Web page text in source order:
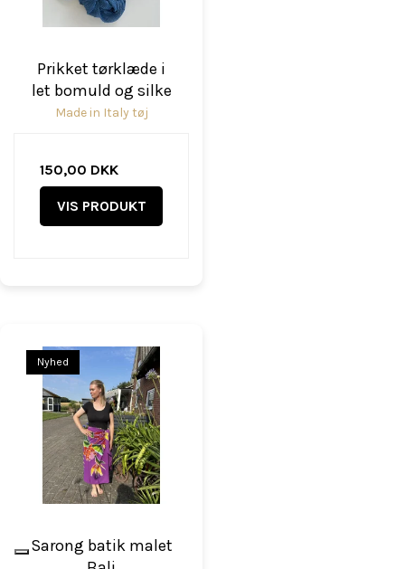
Prikket tørklæde i
let bomuld og silke
Made in Italy tøj
150,00 DKK
VIS PRODUKT
Nyhed
Sarong batik malet